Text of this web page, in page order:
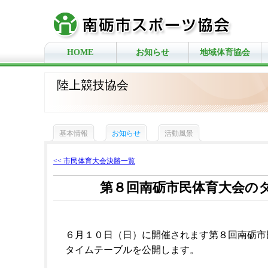
HOME お知らせ 地域体育協会
陸上競技協会
基本情報 お知らせ 活動風景
<< 市民体育大会決勝一覧
第８回南砺市民体育大会の
６月１０日（日）に開催されます第８回南砺
タイムテーブルを公開します。